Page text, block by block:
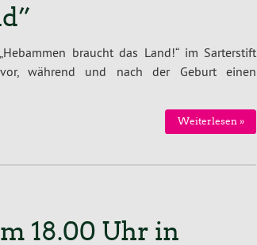
braucht das Land!“ im Sarterstift
während und nach der Geburt einen
Weiterlesen »
18.00 Uhr in